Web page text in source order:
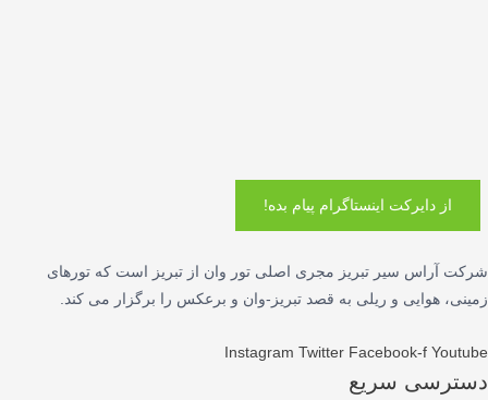
از دایرکت اینستاگرام پیام بده!
شرکت آراس سیر تبریز مجری اصلی تور وان از تبریز است که تورهای
زمینی، هوایی و ریلی به قصد تبریز-وان و برعکس را برگزار می کند.
Instagram Twitter Facebook-f Youtube
دسترسی سریع